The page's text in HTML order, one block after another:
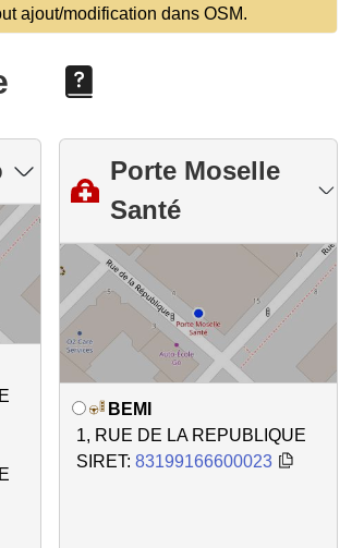
ajout/modification dans OSM.
Porte Moselle
Santé
BEMI
1, RUE DE LA REPUBLIQUE
SIRET: 83199166600023